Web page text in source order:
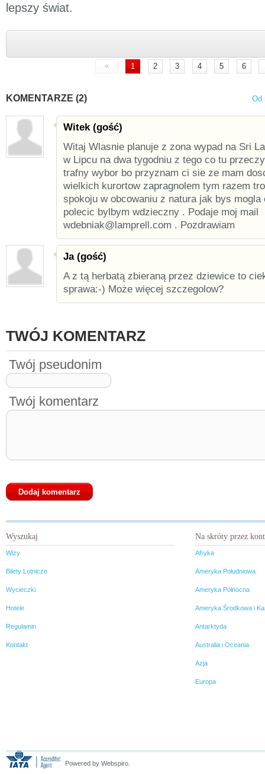
lepszy świat.
« 1 2 3 4 5 6
KOMENTARZE (2) Od
Witek (gość)
Witaj Wlasnie planuje z zona wypad na Sri
w Lipcu na dwa tygodniu z tego co tu
trafny wybor bo przyznam ci sie ze mam
wielkich kurortow zapragnolem tym razem
spokoju w obcowaniu z natura jak bys
polecic bylbym wdzieczny . Podaje moj mail
wdebniak@lamprell.com . Pozdrawiam
Ja (gość)
A z tą herbatą zbieraną przez dziewice to
sprawa:-) Może więcej szczegolow?
TWÓJ KOMENTARZ
Twój pseudonim
Twój komentarz
Wyszukaj
Wizy
Bilety Lotnicze
Wycieczki
Hotele
Regulamin
Kontakt
Na skróty przez
Afryka
Ameryka Południowa
Ameryka Północna
Ameryka Środkowa i
Antarktyda
Australia i Oceania
Azja
Europa
Powered by Webspiro.